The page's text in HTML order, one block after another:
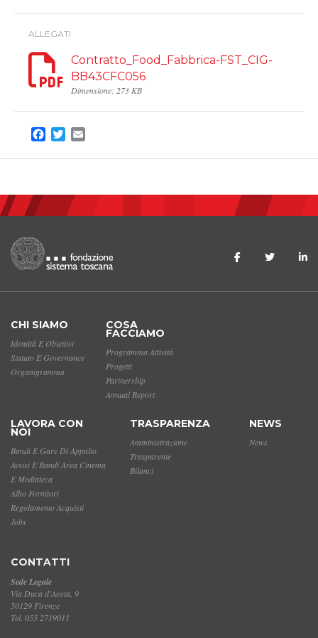
ALLEGATI
Contratto_Food_Fabbrica-FST_CIG-
BB43CFC056
Dimensione: 273 KB
Facebook
Twitter
CHI SIAMO
Identità E Obiettivi
Statuto E Governance
Organigramma
COSA
FACCIAMO
Programma Attività
Progetti
Partnership
Annual Report
LAVORA CON
NOI
Bandi E Gare Di Appalto
Avvisi E Bandi Area Cinema
E Mediateca
Albo Fornitori
Regolamento Acquisti
Jobs
TRASPARENZA
Amministrazione
Trasparente
Bilanci
NEWS
News
CONTATTI
Sede Legale
Via Duca d'Aosta, 9
50129 Firenze
Tel. 055 2719011